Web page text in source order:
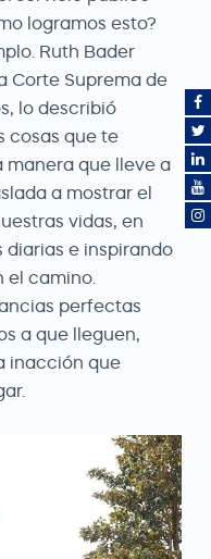
logramos esto?
Ruth Bader
Corte Suprema de
lo describió
cosas que te
manera que lleve a
a mostrar el
vidas, en
e inspirando
el camino.
perfectas
a que lleguen,
inacción que